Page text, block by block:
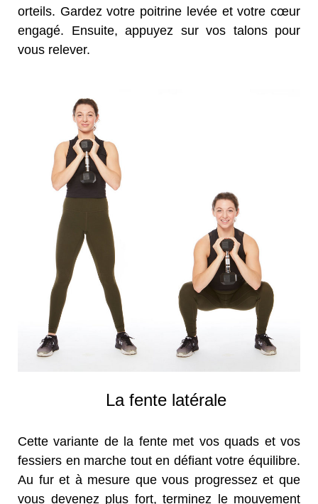
orteils. Gardez votre poitrine levée et votre cœur
engagé. Ensuite, appuyez sur vos talons pour
vous relever.
La fente latérale
Cette variante de la fente met vos quads et vos
fessiers en marche tout en défiant votre équilibre.
Au fur et à mesure que vous progressez et que
vous devenez plus fort, terminez le mouvement